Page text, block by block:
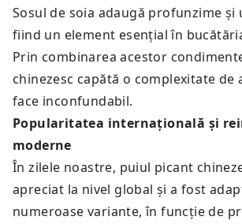
Sosul de soia adaugă profunzime și
fiind un element esențial în
Prin combinarea acestor
chinezesc capătă o complexitate de
face inconfundabil.
Popularitatea internațională și
moderne
În zilele noastre, puiul picant
apreciat la nivel global și a fost
numeroase variante, în funcție de